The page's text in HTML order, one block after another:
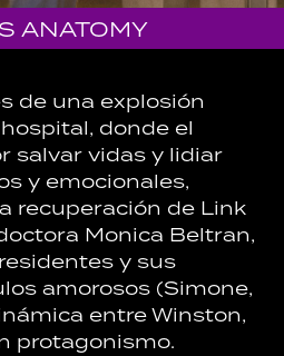
ANATOMY
de una explosión
donde el
salvar vidas y lidiar
y emocionales,
recuperación de Link
Monica Beltran,
y sus
amorosos (Simone,
entre Winston,
protagonismo.